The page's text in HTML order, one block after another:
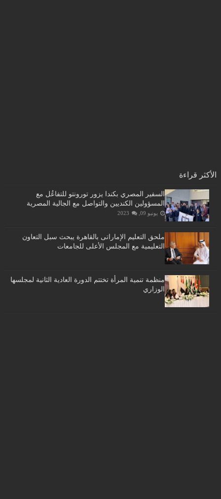
الأكثر قراءة
السفير المصري بكندا يزور تورونتو للتفاعُل مع
المسؤولين الكنديين والتواصل مع الجالية المصرية
يونيو 09, 2023
ملحق التعليم الإماراتى بالقاهرة يبحث سبل التعاون
التعليمية مع المجلس الأعلى للجامعات
منظمة تنمية المرأة تختتم الدورة العادية الثانية لمجلسها
الوزاري